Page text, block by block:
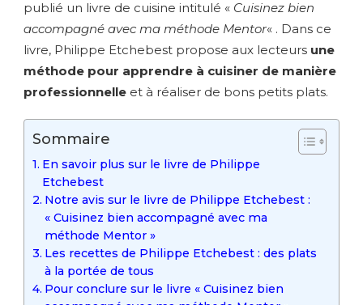
publié un livre de cuisine intitulé « Cuisinez bien
accompagné avec ma méthode Mentor« . Dans ce
livre, Philippe Etchebest propose aux lecteurs une
méthode pour apprendre à cuisiner de manière
professionnelle et à réaliser de bons petits plats.
Sommaire
En savoir plus sur le livre de Philippe
Etchebest
Notre avis sur le livre de Philippe Etchebest :
« Cuisinez bien accompagné avec ma
méthode Mentor »
Les recettes de Philippe Etchebest : des plats
à la portée de tous
Pour conclure sur le livre « Cuisinez bien